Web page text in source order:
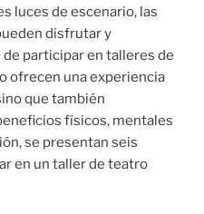
luces de escenario, las
disfrutar y
participar en talleres de
ofrecen una experiencia
que también
físicos, mentales
se presentan seis
en un taller de teatro